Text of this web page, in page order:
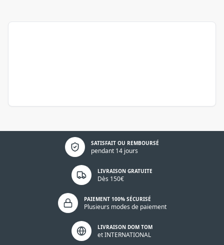
SATISFAIT OU REMBOURSÉ
pendant 14 jours
Politique de confidentialité
LIVRAISON GRATUITE
Dès 150€
PAIEMENT 100% SÉCURISÉ
Plusieurs modes de paiement
LIVRAISON DOM TOM
et INTERNATIONAL